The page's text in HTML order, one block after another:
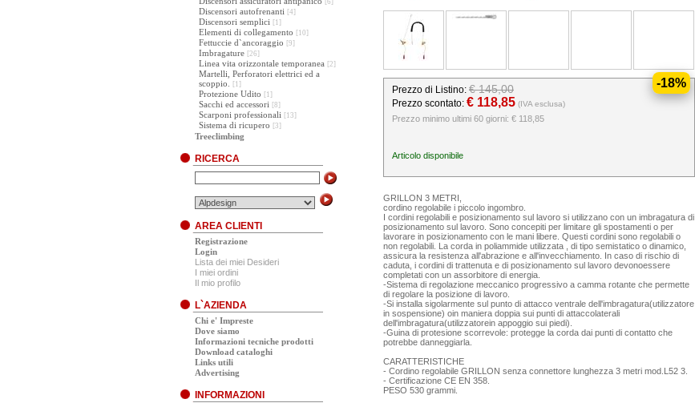
[6]
Discensori autofrenanti [4]
Discensori semplici [1]
Elementi di collegamento [10]
Fettuccie d`ancoraggio [9]
Imbragature [26]
Linea vita orizzontale temporanea [2]
Martelli, Perforatori elettrici ed a
scoppio.
[1]
Protezione Udito [1]
Sacchi ed accessori [8]
Scarponi professionali [13]
Sistema di ricupero [3]
Treeclimbing
RICERCA
AREA CLIENTI
Registrazione
Login
Lista dei miei Desideri
I miei ordini
Il mio profilo
L`AZIENDA
Chi e' Impreste
Dove siamo
Informazioni tecniche prodotti
Download cataloghi
Links utili
Advertising
INFORMAZIONI
-18%
Prezzo di Listino: € 145,00
Prezzo scontato: € 118,85 (IVA esclusa)
Prezzo minimo ultimi 60 giorni: € 118,85
Articolo disponibile
GRILLON 3 METRI,
cordino regolabile i piccolo ingombro.
I cordini regolabili e posizionamento sul lavoro si utilizzano con un imbragatura di
posizionamento sul lavoro. Sono concepiti per limitare gli spostamenti o per
lavorare in posizionamento con le mani libere. Questi cordini sono regolabili o
non regolabili. La corda in poliammide utilizzata , di tipo semistatico o dinamico,
assicura la resistenza all'abrazione e all'invecchiamento. In caso di rischio di
caduta, i cordini di trattenuta e di posizionamento sul lavoro devonoessere
completati con un assorbitore di energia.
-Sistema di regolazione meccanico progressivo a camma rotante che permette
di regolare la posizione di lavoro.
-Si installa sigolarmente sul punto di attacco ventrale dell'imbragatura(utilizzatore
in sospensione) oin maniera doppia sui punti di attaccolaterali
dell'imbragatura(utilizzatorein appoggio sui piedi).
-Guina di protesione scorrevole: protegge la corda dai punti di contatto che
potrebbe danneggiarla.
CARATTERISTICHE
- Cordino regolabile GRILLON senza connettore lunghezza 3 metri mod.L52 3.
- Certificazione CE EN 358.
PESO 530 grammi.